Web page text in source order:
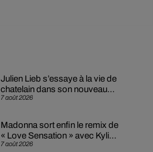
7 août 2026
Julien Lieb s’essaye à la vie de
chatelain dans son nouveau
clip
7 août 2026
Madonna sort enfin le remix de
« Love Sensation » avec Kylie
Minogue